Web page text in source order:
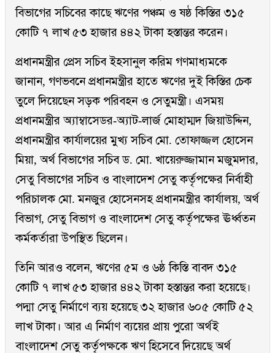
বিভাগের সচিবের কাছে ঋণের পঞ্চম ও ষষ্ঠ কিস্তির ৩১৫
কোটি ৭ লাখ ৫৩ হাজার ৪৪২ টাকা হস্তান্তর করেন।
প্রধানমন্ত্রীর প্রেস সচিব ইহসানুল করিম গণমাধ্যমকে
জানান, গণভবনে প্রধানমন্ত্রীর হাতে ঋণের দুই কিস্তির চেক
তুলে দিয়েছেন সড়ক পরিবহন ও সেতুমন্ত্রী। এসময়
প্রধানমন্ত্রীর অ্যাম্বাসেডর-অ্যাট-লার্জ মোহাম্মদ জিয়াউদ্দিন,
প্রধানমন্ত্রীর কার্যালয়ের মুখ্য সচিব মো. তোফাজ্জল হোসেন
মিয়া, অর্থ বিভাগের সচিব ড. মো. খায়েরুজ্জামান মজুমদার,
সেতু বিভাগের সচিব ও বাংলাদেশ সেতু কর্তৃপক্ষের নির্বাহী
পরিচালক মো. মনজুর হোসেনসহ প্রধানমন্ত্রীর কার্যালয়, অর্থ
বিভাগ, সেতু বিভাগ ও বাংলাদেশ সেতু কর্তৃপক্ষের ঊর্ধ্বতন
কর্মকর্তারা উপস্থিত ছিলেন।
তিনি আরও বলেন, ঋণের ৫ম ও ৬ষ্ঠ কিস্তি বাবদ ৩১৫
কোটি ৭ লাখ ৫৩ হাজার ৪৪২ টাকা হস্তান্তর করা হয়েছে।
পদ্মা সেতু নির্মাণে ব্যয় হয়েছে ৩২ হাজার ৬০৫ কোটি ৫২
লাখ টাকা। আর এ নির্মাণ ব্যয়ের প্রায় পুরো অর্থই
বাংলাদেশ সেতু কর্তৃপক্ষকে ঋণ হিসেবে দিয়েছে অর্থ